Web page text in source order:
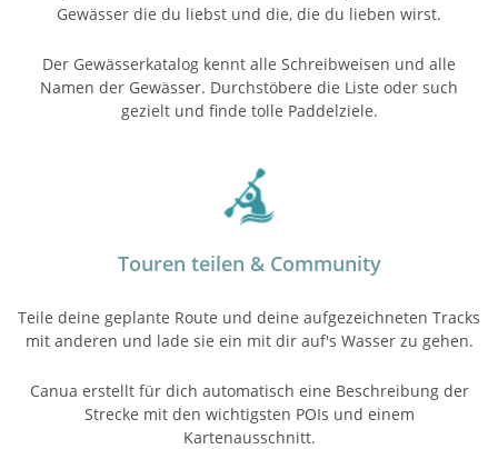
Gewässer die du liebst und die, die du lieben wirst.
Der Gewässerkatalog kennt alle Schreibweisen und alle
Namen der Gewässer. Durchstöbere die Liste oder such
gezielt und finde tolle Paddelziele.
Touren teilen & Community
Teile deine geplante Route und deine aufgezeichneten Tracks
mit anderen und lade sie ein mit dir auf's Wasser zu gehen.
Canua erstellt für dich automatisch eine Beschreibung der
Strecke mit den wichtigsten POIs und einem
Kartenausschnitt.